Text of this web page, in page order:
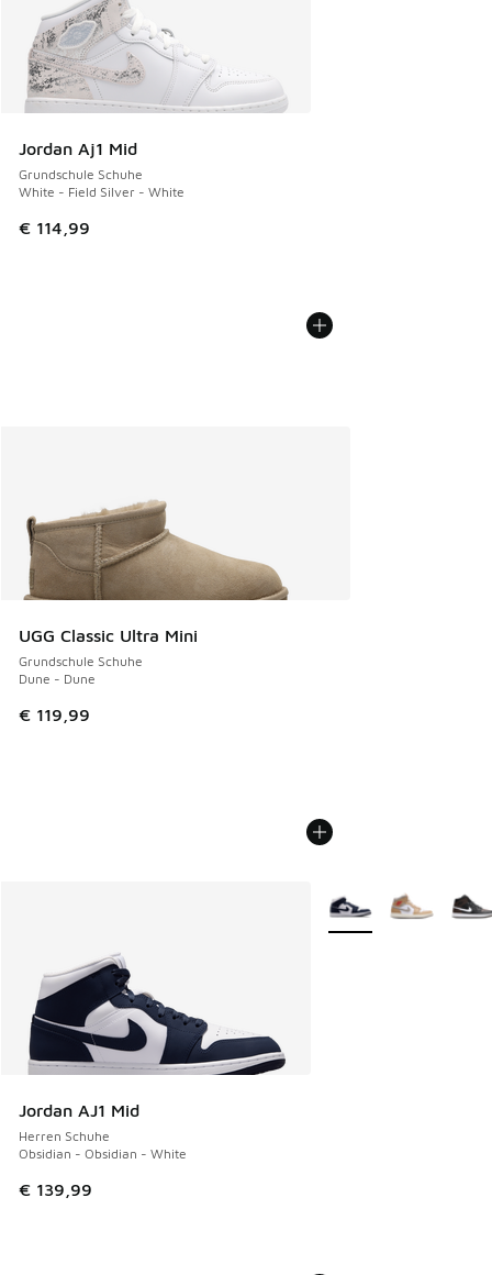
Jordan Aj1 Mid
Grundschule Schuhe
White - Field Silver - White
€ 114,99
UGG Classic Ultra Mini
Grundschule Schuhe
Dune - Dune
€ 119,99
Jordan AJ1 Mid
Herren Schuhe
Obsidian - Obsidian - White
€ 139,99
Weitere Farben